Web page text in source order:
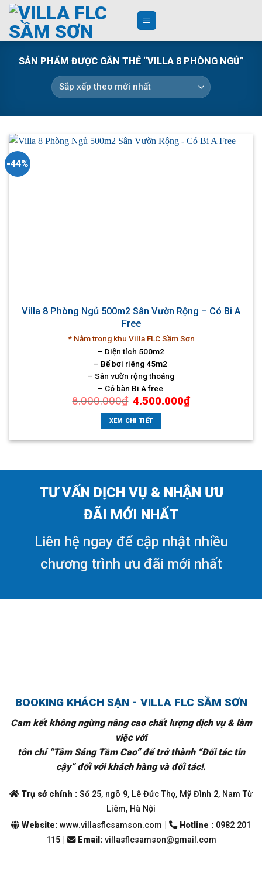
Skip
content
SẢN PHẨM ĐƯỢC GẮN THẺ “VILLA 8 PHÒNG NGỦ”
-44%
Villa 8 Phòng Ngủ 500m2 Sân Vườn Rộng – Có Bi A
Free
* Nằm trong khu Villa FLC Sầm Sơn
– Diện tích 500m2
– Bể bơi riêng 45m2
– Sân vườn rộng thoáng
– Có bàn Bi A free
8.000.000₫ Giá
gốc
là:
8.000.000₫.
4.500.000₫Giá
hiện
XEM CHI TIẾT
TƯ VẤN DỊCH VỤ & NHẬN ƯU
ĐÃI MỚI NHẤT
Liên hệ ngay để cập nhật nhiều
chương trình ưu đãi mới nhất
BOOKING KHÁCH SẠN - VILLA FLC SẦM SƠN
Cam kết không ngừng nâng cao chất lượng dịch vụ & làm
việc với
tôn chỉ “Tâm Sáng Tầm Cao” để trở thành “Đối tác tin
cậy” đối với khách hàng và đối tác!.
Trụ sở chính : Số 25, ngõ 9, Lê Đức Thọ, Mỹ Đình 2, Nam Từ
Liêm, Hà Nội
Website: www.villasflcsamson.com | Hotline : 0982 201
115 | Email :villasflcsamson@gmail.com